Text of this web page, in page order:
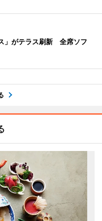
」がテラス刷新 全席ソフ